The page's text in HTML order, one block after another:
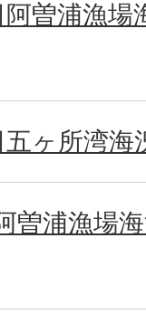
曽浦漁場
ヶ所湾海
曽浦漁場